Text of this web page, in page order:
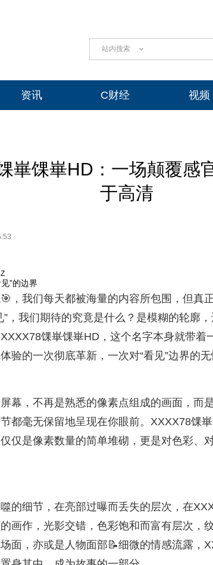
站内搜索
资讯 C财经 视频
崋馃崋HD：一场颠覆感
于高清
”的边界
，我们每天都被海量的内容所包围，但真
”，我们期待的究竟是什么？是模糊的轮廓
馃崋馃崋HD，这个名字本身就带着
验的一次彻底革新，一次对“看见”边界的无
幕，不再是熟悉的像素点组成的画面，而
都毫无保留地呈现在你眼前。XXXX78馃
仅是像素数量的简单堆砌，更是对色彩、
的细节，在亮部过曝而丢失的层次，在
画作，光影交错，色彩饱和而富有层次，
面，亦或是人物面部📝细微的情感流露，